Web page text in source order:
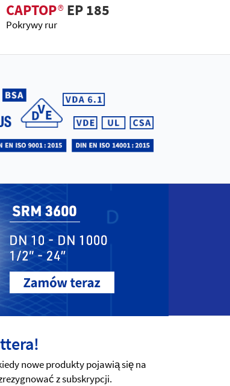
CAPTOP®EP 185
Pokrywy rur
nowe produkty pojawią się na
z subskrypcji.